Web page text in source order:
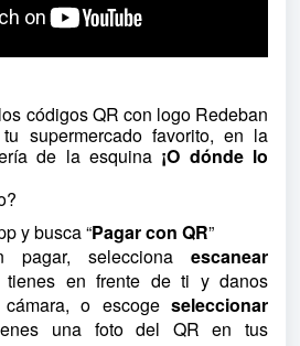
códigos QR con logo Redeban
supermercado favorito, en la
de la esquina ¡O dónde lo
y busca “Pagar con QR”
selecciona escanear
en frente de ti y danos
o escoge seleccionar
una foto del QR en tus